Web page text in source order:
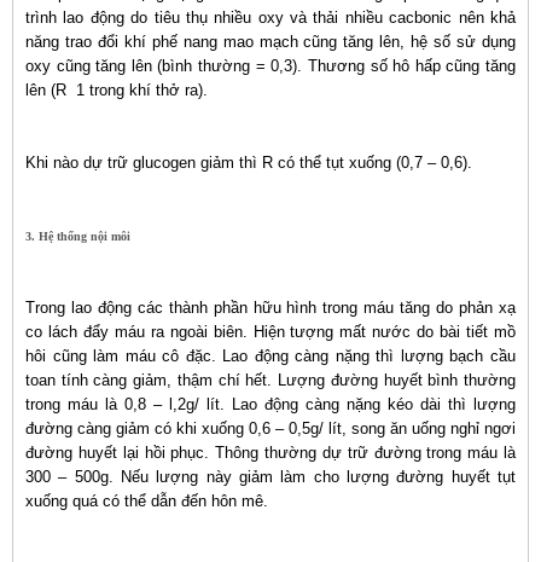
trình lao động do tiêu thụ nhiều oxy và thải nhiều cacbonic nên khả
năng trao đổi khí phế nang mao mạch cũng tăng lên, hệ số sử dụng
oxy cũng tăng lên (bình thường = 0,3). Thương số hô hấp cũng tăng
lên (R 1 trong khí thở ra).
Khi nào dự trữ glucogen giảm thì R có thể tụt xuống (0,7 – 0,6).
3. Hệ thống nội môi
Trong lao động các thành phần hữu hình trong máu tăng do phản xạ
co lách đẩy máu ra ngoài biên. Hiện tượng mất nước do bài tiết mồ
hôi cũng làm máu cô đặc. Lao động càng nặng thì lượng bạch cầu
toan tính càng giảm, thậm chí hết. Lượng đường huyết bình thường
trong máu là 0,8 – l,2g/ lít. Lao động càng nặng kéo dài thì lượng
đường càng giảm có khi xuống 0,6 – 0,5g/ lít, song ăn uống nghỉ ngơi
đường huyết lại hồi phục. Thông thường dự trữ đường trong máu là
300 – 500g. Nếu lượng này giảm làm cho lượng đường huyết tụt
xuống quá có thể dẫn đến hôn mê.